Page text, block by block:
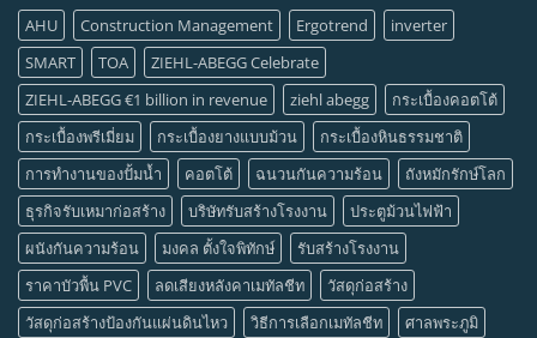
AHU Construction Management Ergotrend
inverter
SMART
TOA
ZIEHL-ABEGG Celebrate
ZIEHL-ABEGG €1 billion in revenue
ziehl abegg
กระเบื้องคอตโต้
กระเบื้องพรีเมี่ยม
กระเบื้องยางแบบม้วน
กระเบื้องหินธรรมชาติ
การทำงานของปั้มน้ำ
คอตโต้ ฉนวนกันความร้อน
ถังหมักรักษ์โลก
ธุรกิจรับเหมาก่อสร้าง
บริษัทรับสร้างโรงงาน
ประตูม้วนไฟฟ้า
ผนังกันความร้อน
มงคล ตั้งใจพิทักษ์
รับสร้างโรงงาน
ราคาบัวพื้น PVC
ลดเสียงหลังคาเมทัลชีท
วัสดุก่อสร้าง
วัสดุก่อสร้างป้องกันแผ่นดินไหว
วิธีการเลือกเมทัลชีท
ศาลพระภูมิ